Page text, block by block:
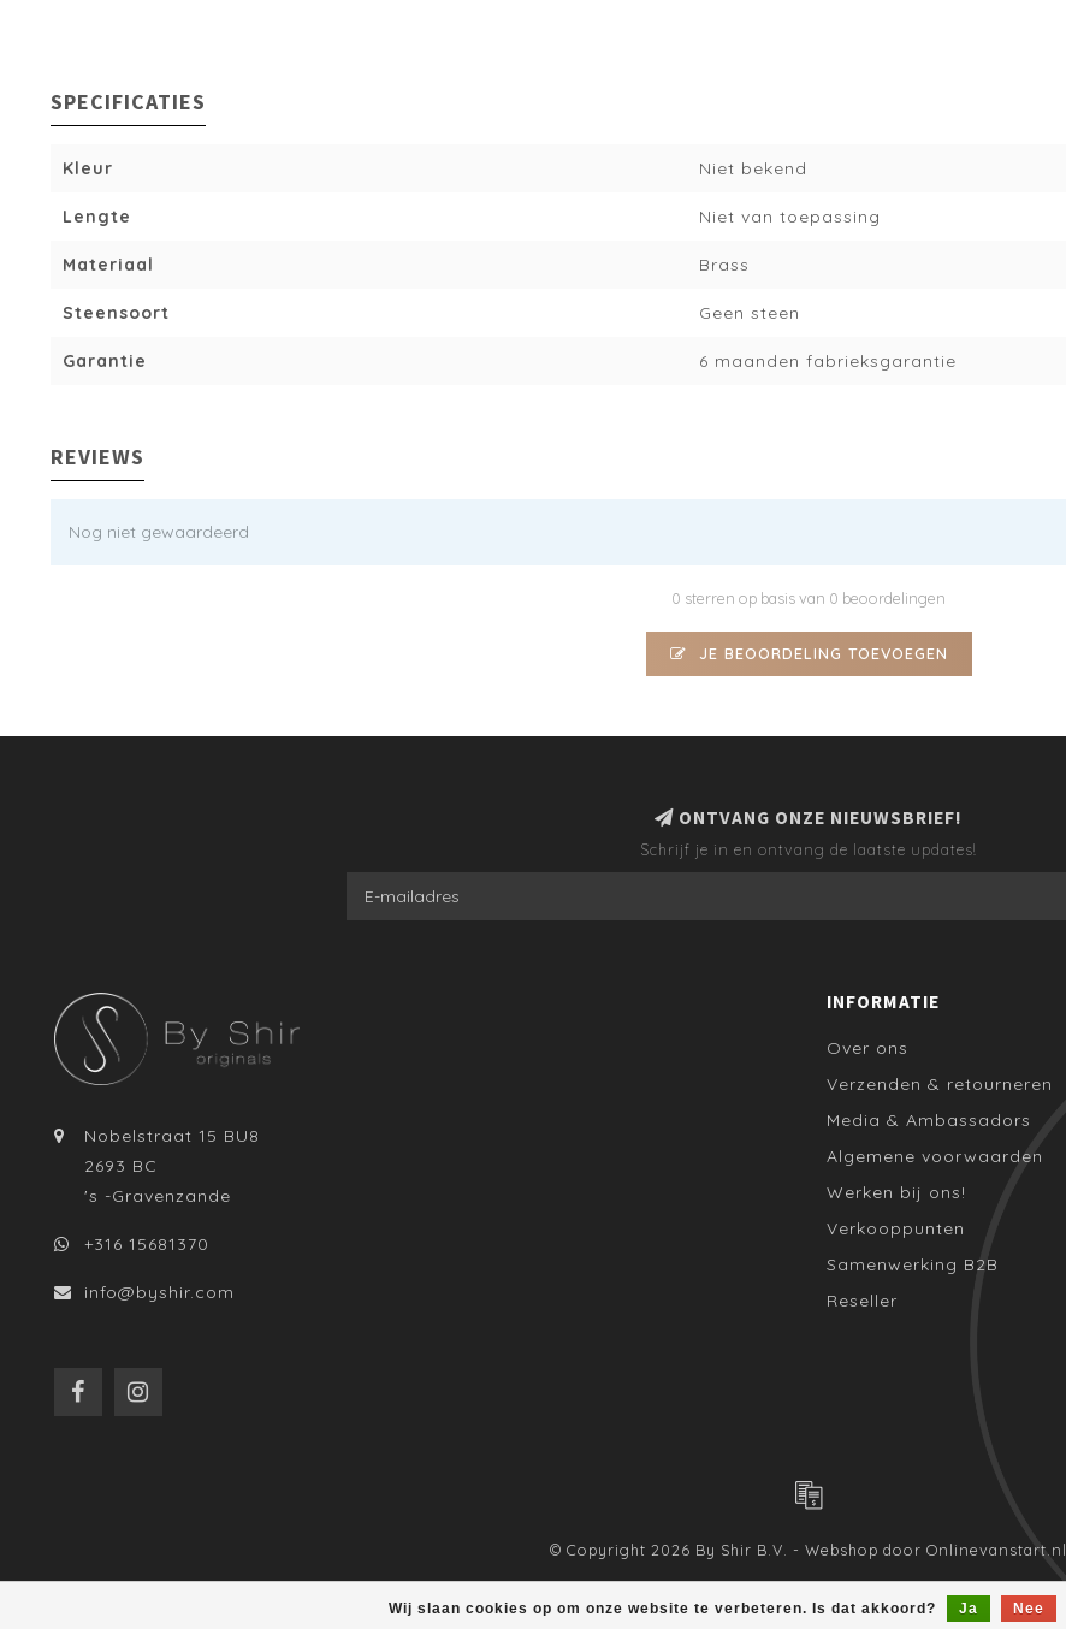
SPECIFICATIES
Kleur Niet bekend
Lengte Niet van toepassing
Materiaal Brass
Steensoort Geen steen
Garantie 6 maanden fabrieksgarantie
REVIEWS
Nog niet gewaardeerd
0 sterren op basis van 0 beoordelingen
JE BEOORDELING TOEVOEGEN
Wij slaan cookies op om onze website te verbeteren. Is dat akkoord? Ja Nee
ONTVANG ONZE NIEUWSBRIEF!
Schrijf je in en ontvang de laatste updates!
Nobelstraat 15 BU8
2693 BC
's -Gravenzande
+316 15681370
info@byshir.com
INFORMATIE
Over ons
Verzenden & retourneren
Media & Ambassadors
Algemene voorwaarden
Werken bij ons!
Verkooppunten
Samenwerking B2B
Reseller
© Copyright 2026 By Shir B.V. - Webshop door Onlinevanstart.nl